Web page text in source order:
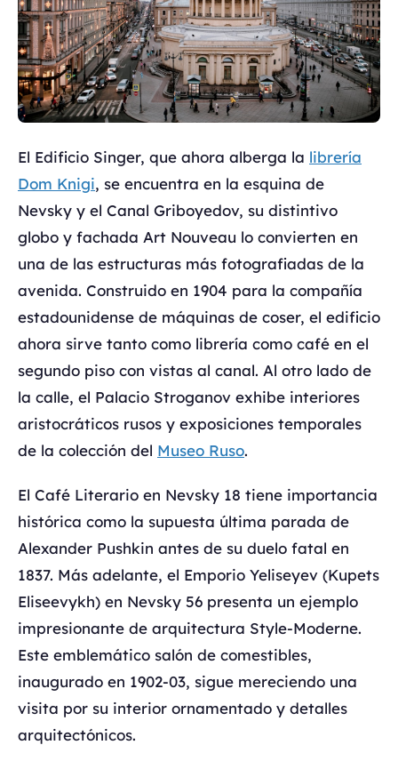
El Edificio Singer, que ahora alberga la librería
Dom Knigi, se encuentra en la esquina de
Nevsky y el Canal Griboyedov, su distintivo
globo y fachada Art Nouveau lo convierten en
una de las estructuras más fotografiadas de la
avenida. Construido en 1904 para la compañía
estadounidense de máquinas de coser, el edificio
ahora sirve tanto como librería como café en el
segundo piso con vistas al canal. Al otro lado de
la calle, el Palacio Stroganov exhibe interiores
aristocráticos rusos y exposiciones temporales
de la colección del Museo Ruso.
El Café Literario en Nevsky 18 tiene importancia
histórica como la supuesta última parada de
Alexander Pushkin antes de su duelo fatal en
1837. Más adelante, el Emporio Yeliseyev (Kupets
Eliseevykh) en Nevsky 56 presenta un ejemplo
impresionante de arquitectura Style-Moderne.
Este emblemático salón de comestibles,
inaugurado en 1902-03, sigue mereciendo una
visita por su interior ornamentado y detalles
arquitectónicos.